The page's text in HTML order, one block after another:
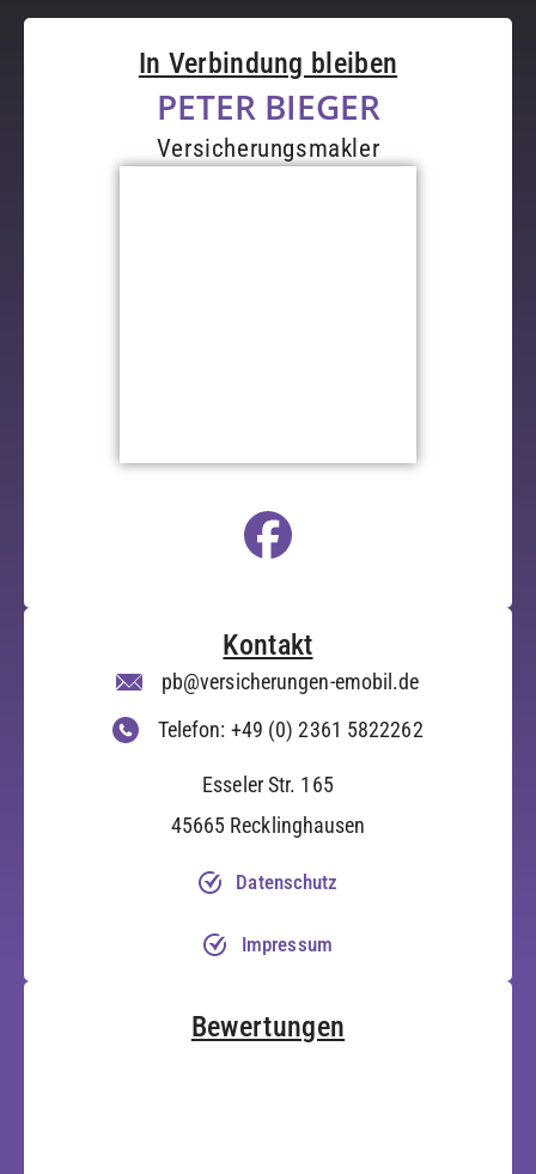
In Verbindung bleiben
PETER BIEGER
Versicherungsmakler
Kontakt
pb@versicherungen-emobil.de
Telefon: +49 (0) 2361 5822262
Esseler Str. 165
45665 Recklinghausen
Datenschutz
Impressum
Bewertungen